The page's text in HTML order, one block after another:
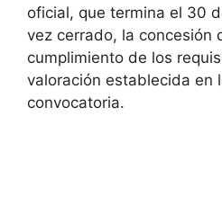
oficial, que termina el 30
vez cerrado, la concesión
cumplimiento de los
valoración establecida en
convocatoria.